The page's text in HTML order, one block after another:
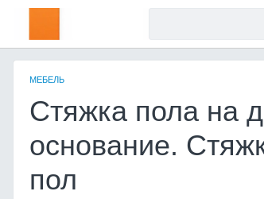
МЕБЕЛЬ
Стяжка пола на
основание.
пол